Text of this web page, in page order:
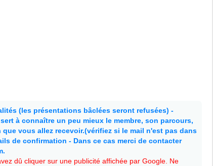
(les présentations bâclées seront refusées) -
à connaître un peu mieux le membre, son parcours,
vous allez recevoir.(vérifiez si le mail n'est pas dans
de confirmation - Dans ce cas merci de contacter
dû cliquer sur une publicité affichée par Google. Ne